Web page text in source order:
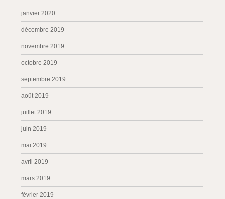
janvier 2020
décembre 2019
novembre 2019
octobre 2019
septembre 2019
août 2019
juillet 2019
juin 2019
mai 2019
avril 2019
mars 2019
février 2019